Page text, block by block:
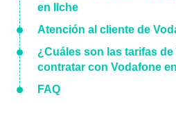
en Ilche
Atención al cliente de
¿Cuáles son las tarifas
contratar con Vodafone
FAQ